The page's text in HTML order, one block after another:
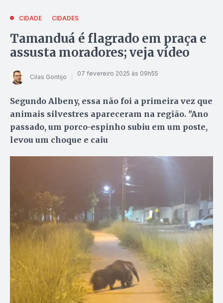
CIDADE CIDADES
Tamanduá é flagrado em praça e
assusta moradores; veja vídeo
Cilas Gontijo 07 fevereiro 2025 às 09h55
Segundo Albeny, essa não foi a primeira vez que
animais silvestres apareceram na região. "Ano
passado, um porco-espinho subiu em um poste,
levou um choque e caiu